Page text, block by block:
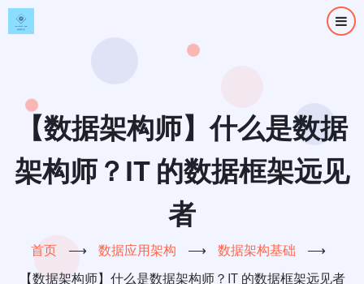
跳
转
【数据架构师】什么是数据
架构师？IT 的数据框架远见
者
首页 ⟶ 数据应用架构 ⟶ 数据架构基础
⟶
【数据架构师】什么是数据架构师？IT 的数据框架远见者